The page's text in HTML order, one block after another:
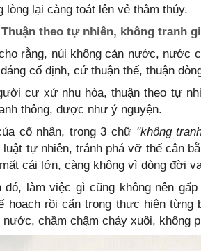
lòng lại càng toát lên vẻ thâm thúy.
theo tự nhiên, không tranh
rằng, núi không cản nước, nước
cố định, cứ thuận thế, thuận
cư xử nhu hòa, thuận theo tự
thông, được như ý nguyện.
cổ nhân, trong 3 chữ "không
luật tự nhiên, tránh phá vỡ thế cân
cái lớn, càng không vì dòng đời
đó, làm việc gì cũng không nên
hoạch rồi cẩn trọng thực hiện
nước, chầm chậm chảy xuôi, không